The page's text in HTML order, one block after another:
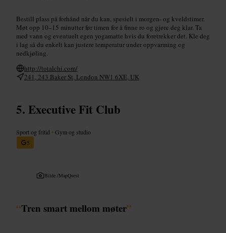
Bestill plass på forhånd når du kan, spesielt i morgen- og kveldstimer.
Møt opp 10–15 minutter før timen for å finne ro og gjøre deg klar. Ta
med vann og eventuelt egen yogamatte hvis du foretrekker det. Kle deg
i lag så du enkelt kan justere temperatur under oppvarming og
nedkjøling.
http://totalchi.com/
241, 243 Baker St, London NW1 6XE, UK
Executive Fit Club
Sport og fritid •Gym og studio
5
Bilde /MapQuest
“Tren smart mellom møter”